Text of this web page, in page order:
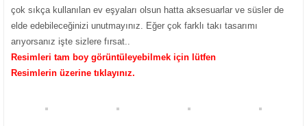
çok sıkça kullanılan ev eşyaları olsun hatta aksesuarlar ve süsler de
elde edebileceğinizi unutmayınız. Eğer çok farklı takı tasarımı
arıyorsanız işte sizlere fırsat..
Resimleri tam boy görüntüleyebilmek için lütfen
Resimlerin üzerine tıklayınız.